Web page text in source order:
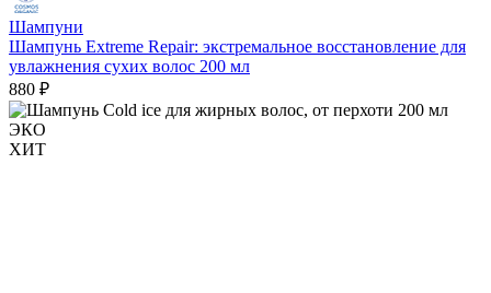
Шампуни
Шампунь Extreme Repair: экстремальное восстановление для
увлажнения сухих волос 200 мл
880 ₽
ЭКО
ХИТ